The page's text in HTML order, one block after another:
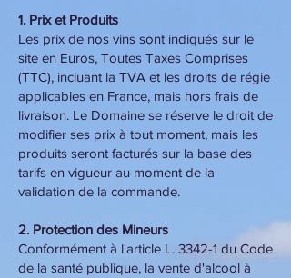
1. Prix et Produits
Les prix de nos vins sont indiqués sur le
site en Euros, Toutes Taxes Comprises
(TTC), incluant la TVA et les droits de régie
applicables en France, mais hors frais de
livraison. Le Domaine se réserve le droit de
modifier ses prix à tout moment, mais les
produits seront facturés sur la base des
tarifs en vigueur au moment de la
validation de la commande.
2. Protection des Mineurs
Conformément à l'article L. 3342-1 du Code
de la santé publique, la vente d'alcool à